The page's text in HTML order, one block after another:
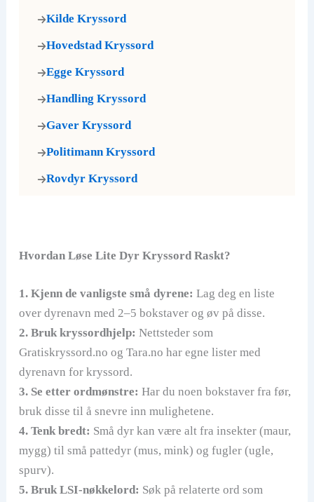
Kilde Kryssord
Hovedstad Kryssord
Egge Kryssord
Handling Kryssord
Gaver Kryssord
Politimann Kryssord
Rovdyr Kryssord
Hvordan Løse Lite Dyr Kryssord Raskt?
1. Kjenn de vanligste små dyrene: Lag deg en liste
over dyrenavn med 2–5 bokstaver og øv på disse.
2. Bruk kryssordhjelp: Nettsteder som
Gratiskryssord.no og Tara.no har egne lister med
dyrenavn for kryssord.
3. Se etter ordmønstre: Har du noen bokstaver fra før,
bruk disse til å snevre inn mulighetene.
4. Tenk bredt: Små dyr kan være alt fra insekter (maur,
mygg) til små pattedyr (mus, mink) og fugler (ugle,
spurv).
5. Bruk LSI-nøkkelord: Søk på relaterte ord som